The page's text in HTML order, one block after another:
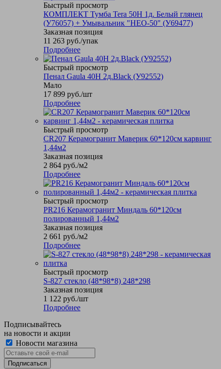
Быстрый просмотр
КОМПЛЕКТ Тумба Tera 50Н 1д. Белый глянец
(У76057) + Умывальник "НЕО-50" (У69477)
Заказная позиция
11 263 руб./упак
Подробнее
Быстрый просмотр
Пенал Gaula 40Н 2д.Black (У92552)
Мало
17 899 руб./шт
Подробнее
Быстрый просмотр
CR207 Керамогранит Маверик 60*120см карвинг
1,44м2
Заказная позиция
2 864 руб./м2
Подробнее
Быстрый просмотр
PR216 Керамогранит Миндаль 60*120см
полированный 1,44м2
Заказная позиция
2 661 руб./м2
Подробнее
Быстрый просмотр
S-827 стекло (48*98*8) 248*298
Заказная позиция
1 122 руб./шт
Подробнее
Подписывайтесь
на новости и акции
Новости магазина